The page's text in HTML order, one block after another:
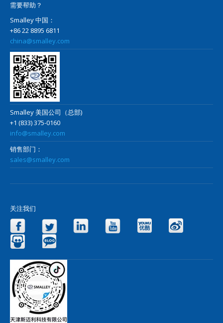
需要帮助？
Smalley 中国：
+86 22 8895 6811
china@smalley.com
Smalley 美国公司（总部)
+1 (833) 375-0160
info@smalley.com
销售部门：
sales@smalley.com
关注我们
Facebook Twitter LinkedIn YouTube